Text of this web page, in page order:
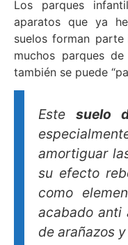
Los parques
aparatos que ya
suelos forman
muchos parques
también se puede
Este suelo
amortiguar
su efecto
como
acabado anti
de arañazos